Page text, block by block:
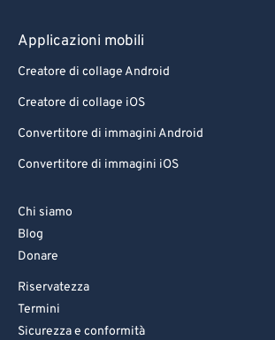
Applicazioni mobili
Creatore di collage Android
Creatore di collage iOS
Convertitore di immagini Android
Convertitore di immagini iOS
Chi siamo
Blog
Donare
Riservatezza
Termini
Sicurezza e conformità